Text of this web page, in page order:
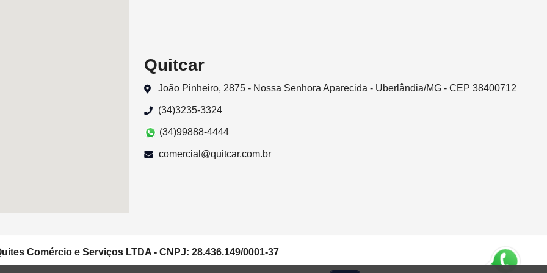
Quitcar
João Pinheiro, 2875 - Nossa Senhora Aparecida - Uberlândia/MG - CEP 38400712
(34)3235-3324
(34)99888-4444
comercial@quitcar.com.br
Comércio e Serviços LTDA - CNPJ: 28.436.149/0001-37